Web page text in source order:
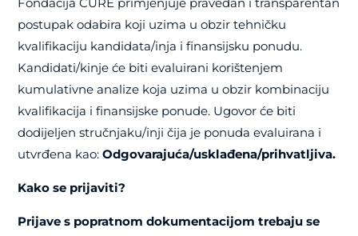
Fondacija CURE primjenjuje pravedan i transparentan
postupak odabira koji uzima u obzir tehničku
kvalifikaciju kandidata/inja i finansijsku ponudu.
Kandidati/kinje će biti evaluirani korištenjem
kumulativne analize koja uzima u obzir kombinaciju
kvalifikacija i finansijske ponude. Ugovor će biti
dodijeljen stručnjaku/inji čija je ponuda evaluirana i
utvrđena kao:Odgovarajuća/usklađena/prihvatljiva.
Kako se prijaviti?
Prijave s popratnom dokumentacijom trebaju se